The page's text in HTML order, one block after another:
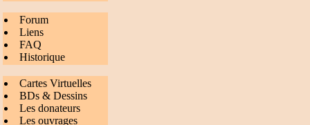
Forum
Liens
FAQ
Historique
Cartes Virtuelles
BDs & Dessins
Les donateurs
Les ouvrages